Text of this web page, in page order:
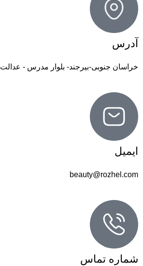
آدرس
خراسان جنوبی-بیرجند- بلوار مدرس - عدالت
ایمیل
beauty@rozhel.com
شماره تماس